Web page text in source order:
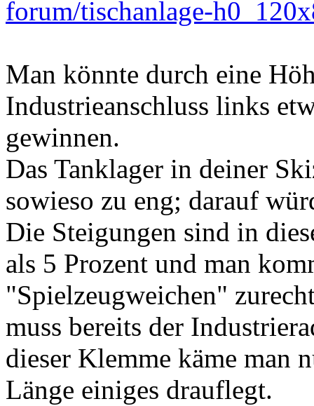
Man könnte durch eine
Industrieanschluss links
gewinnen.
Das Tanklager in deiner
sowieso zu eng; darauf
Die Steigungen sind in
als 5 Prozent und man
"Spielzeugweichen"
muss bereits der
dieser Klemme käme man
Länge einiges drauflegt.